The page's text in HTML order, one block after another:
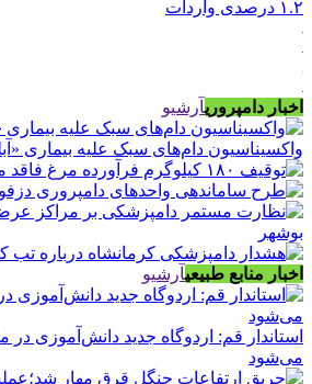
۱.۲ درصدی واردات
اخبار دامپروریآرشیو
واکسیناسیون دام‌های سبک علیه بیماری
اخبار منابع طبیعیآرشیو
استاندار قم: اردوگاه جدید دانش‌آموزی
می‌شود